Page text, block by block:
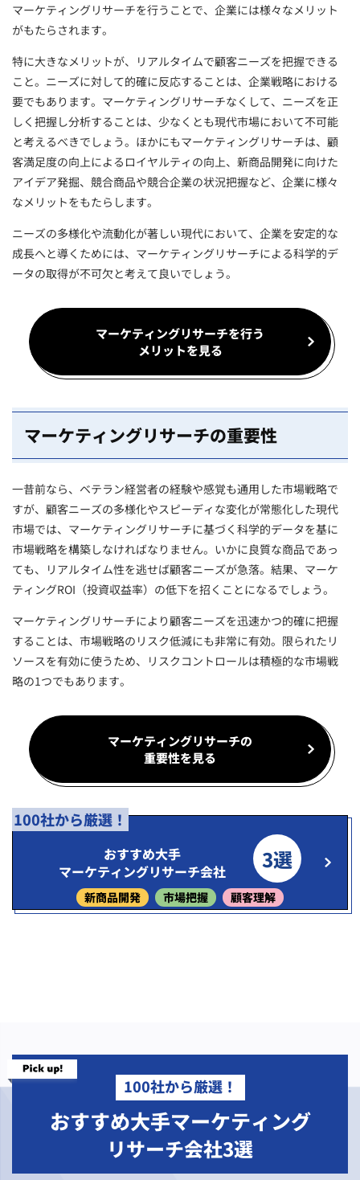
マーケティングリサーチを行うことで、企業には様々なメリット
がもたらされます。
特に大きなメリットが、リアルタイムで顧客ニーズを把握できる
こと。ニーズに対して的確に反応することは、企業戦略における
要でもあります。マーケティングリサーチなくして、ニーズを正
しく把握し分析することは、少なくとも現代市場において不可能
と考えるべきでしょう。ほかにもマーケティングリサーチは、顧
客満足度の向上によるロイヤルティの向上、新商品開発に向けた
アイデア発掘、競合商品や競合企業の状況把握など、企業に様々
なメリットをもたらします。
ニーズの多様化や流動化が著しい現代において、企業を安定的な
成長へと導くためには、マーケティングリサーチによる科学的デ
ータの取得が不可欠と考えて良いでしょう。
マーケティングリサーチを行う
メリットを見る
マーケティングリサーチの重要性
一昔前なら、ベテラン経営者の経験や感覚も通用した市場戦略で
すが、顧客ニーズの多様化やスピーディな変化が常態化した現代
市場では、マーケティングリサーチに基づく科学的データを基に
市場戦略を構築しなければなりません。いかに良質な商品であっ
ても、リアルタイム性を逃せば顧客ニーズが急落。結果、マーケ
ティングROI（投資収益率）の低下を招くことになるでしょう。
マーケティングリサーチにより顧客ニーズを迅速かつ的確に把握
することは、市場戦略のリスク低減にも非常に有効。限られたリ
ソースを有効に使うため、リスクコントロールは積極的な市場戦
略の1つでもあります。
マーケティングリサーチの
重要性を見る
100社から厳選！
おすすめ大手
マーケティングリサーチ会社
3選
新商品開発 市場把握 顧客理解
100社から厳選！
おすすめ大手マーケティング
リサーチ会社3選